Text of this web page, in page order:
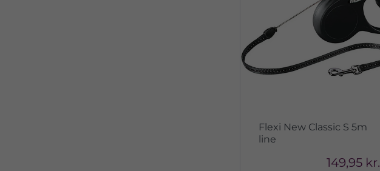
Flexi New Classic S 5m
line
149,95 kr.